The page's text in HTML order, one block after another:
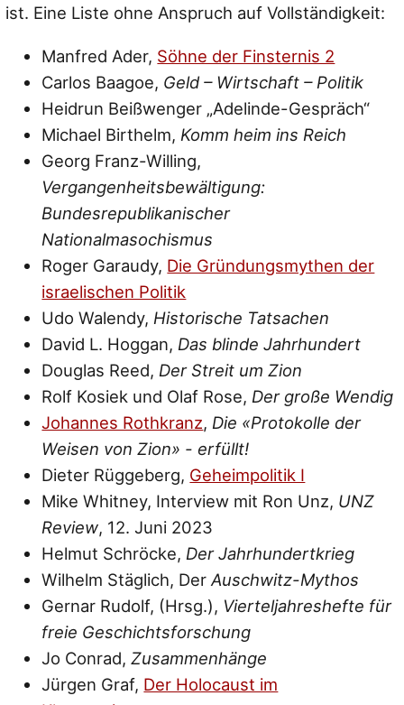
ist. Eine Liste ohne Anspruch auf Vollständigkeit:
Manfred Ader, Söhne der Finsternis 2
Carlos Baagoe, Geld – Wirtschaft – Politik
Heidrun Beißwenger „Adelinde-Gespräch“
Michael Birthelm, Komm heim ins Reich
Georg Franz-Willing,
Vergangenheitsbewältigung:
Bundesrepublikanischer
Nationalmasochismus
Roger Garaudy, Die Gründungsmythen der
israelischen Politik
Udo Walendy, Historische Tatsachen
David L. Hoggan, Das blinde Jahrhundert
Douglas Reed, Der Streit um Zion
Rolf Kosiek und Olaf Rose, Der große Wendig
Johannes Rothkranz, Die «Protokolle der
Weisen von Zion» - erfüllt!
Dieter Rüggeberg, Geheimpolitik I
Mike Whitney, Interview mit Ron Unz, UNZ
Review, 12. Juni 2023
Helmut Schröcke, Der Jahrhundertkrieg
Wilhelm Stäglich, DerAuschwitz-Mythos
Gernar Rudolf, (Hrsg.), Vierteljahreshefte für
freie Geschichtsforschung
Jo Conrad,Zusammenhänge
Jürgen Graf, Der Holocaust im